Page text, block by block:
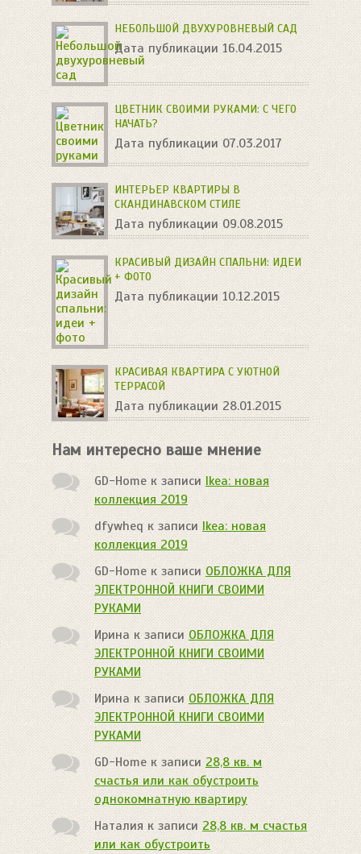
НЕБОЛЬШОЙ ДВУХУРОВНЕВЫЙ САД
Дата публикации 16.04.2015
ЦВЕТНИК СВОИМИ РУКАМИ: С ЧЕГО
НАЧАТЬ?
Дата публикации 07.03.2017
ИНТЕРЬЕР КВАРТИРЫ В
СКАНДИНАВСКОМ СТИЛЕ
Дата публикации 09.08.2015
КРАСИВЫЙ ДИЗАЙН СПАЛЬНИ: ИДЕИ
+ ФОТО
Дата публикации 10.12.2015
КРАСИВАЯ КВАРТИРА С УЮТНОЙ
ТЕРРАСОЙ
Дата публикации 28.01.2015
Нам интересно ваше мнение
GD-Homeк записиIkea: новая
коллекция 2019
dfywheq к записиIkea: новая
коллекция 2019
GD-Home к записи ОБЛОЖКА ДЛЯ
ЭЛЕКТРОННОЙ КНИГИ СВОИМИ
РУКАМИ
Ирина к записиОБЛОЖКА ДЛЯ
ЭЛЕКТРОННОЙ КНИГИ СВОИМИ
РУКАМИ
Иринак записиОБЛОЖКА ДЛЯ
ЭЛЕКТРОННОЙ КНИГИ СВОИМИ
РУКАМИ
GD-Homeк записи28,8 кв. м
счастья или как обустроить
однокомнатную квартиру
Наталия к записи28,8 кв. м счастья
или как обустроить